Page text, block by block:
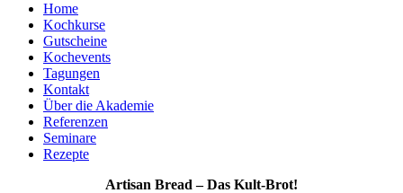
Home
Kochkurse
Gutscheine
Kochevents
Tagungen
Kontakt
Über die Akademie
Referenzen
Seminare
Rezepte
Artisan Bread – Das Kult-Brot!